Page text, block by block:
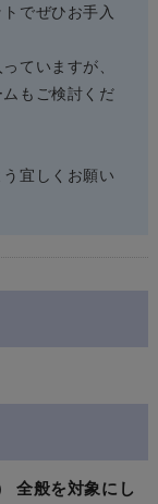
でぜひお手入
ていますが、
もご検討くだ
宜しくお願い
全般を対象にし